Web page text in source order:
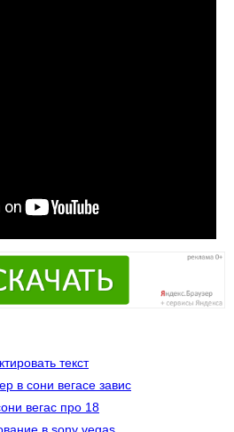
текст
в сони вегасе завис
вегас про 18
в sony vegas